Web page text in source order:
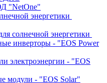
"NetOne"
энергетики
солнечной энергетики
инверторы - "EOS Power
электроэнергии - "EOS
модули - "EOS Solar"